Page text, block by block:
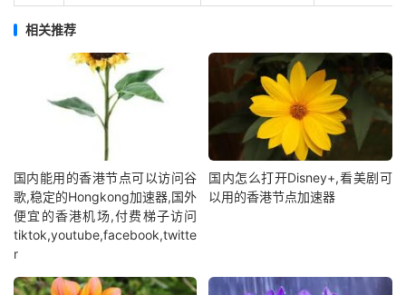
相关推荐
国内能用的香港节点可以访问谷
歌,稳定的Hongkong加速器,国外
便宜的香港机场,付费梯子访问
tiktok,youtube,facebook,twitte
r
国内怎么打开Disney+,看美剧可
以用的香港节点加速器